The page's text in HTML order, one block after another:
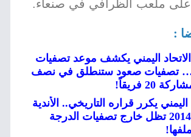
على ملعب الظرافي في صنعاء.
:
اليمني يكشف موعد تصفيات
تصفيات صعود ستنطلق في نصف
20 فريقاً!
يكرر قراره التاريخي.. الأندية
المعترفة منذ 2014 تظل خارج تصفيات الدرجة